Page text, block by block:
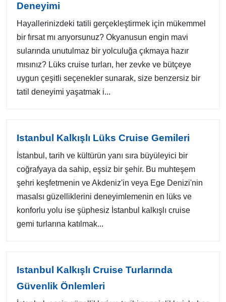
Deneyimi
Hayallerinizdeki tatili gerçekleştirmek için mükemmel
bir fırsat mı arıyorsunuz? Okyanusun engin mavi
sularında unutulmaz bir yolculuğa çıkmaya hazır
mısınız? Lüks cruise turları, her zevke ve bütçeye
uygun çeşitli seçenekler sunarak, size benzersiz bir
tatil deneyimi yaşatmak i...
Istanbul Kalkışlı Lüks Cruise Gemileri
İstanbul, tarih ve kültürün yanı sıra büyüleyici bir
coğrafyaya da sahip, eşsiz bir şehir. Bu muhteşem
şehri keşfetmenin ve Akdeniz'in veya Ege Denizi'nin
masalsı güzelliklerini deneyimlemenin en lüks ve
konforlu yolu ise şüphesiz İstanbul kalkışlı cruise
gemi turlarına katılmak...
Istanbul Kalkışlı Cruise Turlarında
Güvenlik Önlemleri